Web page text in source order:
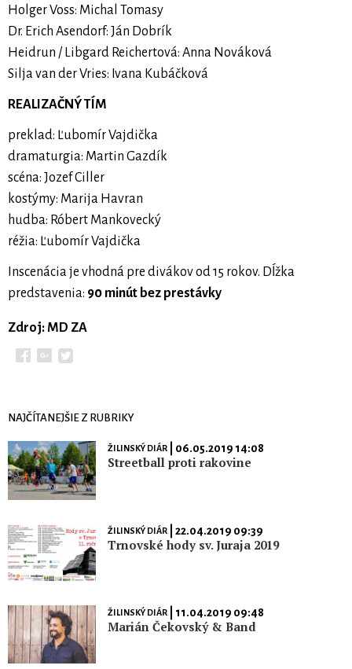
Holger Voss: Michal Tomasy
Dr. Erich Asendorf: Ján Dobrík
Heidrun / Libgard Reichertová: Anna Nováková
Silja van der Vries: Ivana Kubáčková
REALIZAČNÝ TÍM
preklad: Ľubomír Vajdička
dramaturgia: Martin Gazdík
scéna: Jozef Ciller
kostýmy: Marija Havran
hudba: Róbert Mankovecký
réžia: Ľubomír Vajdička
Inscenácia je vhodná pre divákov od 15 rokov. Dĺžka
predstavenia: 90 minút bez prestávky
Zdroj: MD ZA
NAJČÍTANEJŠIE Z RUBRIKY
ŽILINSKÝ DIÁR| 06.05.2019 14:08
Streetball proti rakovine
ŽILINSKÝ DIÁR| 22.04.2019 09:39
Trnovské hody sv. Juraja 2019
ŽILINSKÝ DIÁR| 11.04.2019 09:48
Marián Čekovský & Band